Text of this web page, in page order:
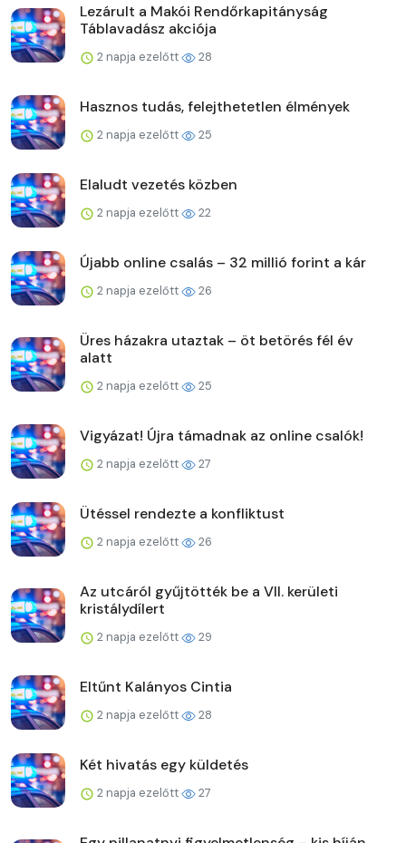
Lezárult a Makói Rendőrkapitányság
Táblavadász akciója
2 napja ezelőtt 28
Hasznos tudás, felejthetetlen élmények
2 napja ezelőtt 25
Elaludt vezetés közben
2 napja ezelőtt 22
Újabb online csalás – 32 millió forint a kár
2 napja ezelőtt 26
Üres házakra utaztak – öt betörés fél év
alatt
2 napja ezelőtt 25
Vigyázat! Újra támadnak az online csalók!
2 napja ezelőtt 27
Ütéssel rendezte a konfliktust
2 napja ezelőtt 26
Az utcáról gyűjtötték be a VII. kerületi
kristálydílert
2 napja ezelőtt 29
Eltűnt Kalányos Cintia
2 napja ezelőtt 28
Két hivatás egy küldetés
2 napja ezelőtt 27